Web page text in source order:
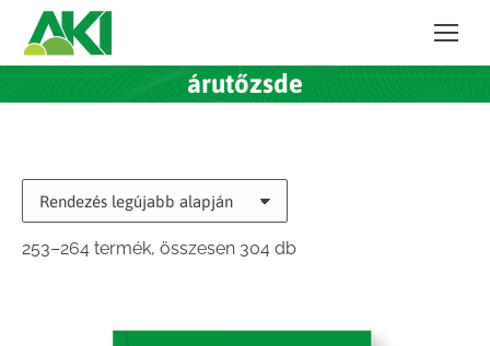
árutőzsde
253–264 termék, összesen 304 dbSorted